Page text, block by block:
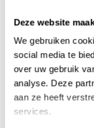
Deze website
We gebruiken
social media te
over uw gebruik
analyse. Deze
aan ze heeft
services.
Dressler
€ 389,50